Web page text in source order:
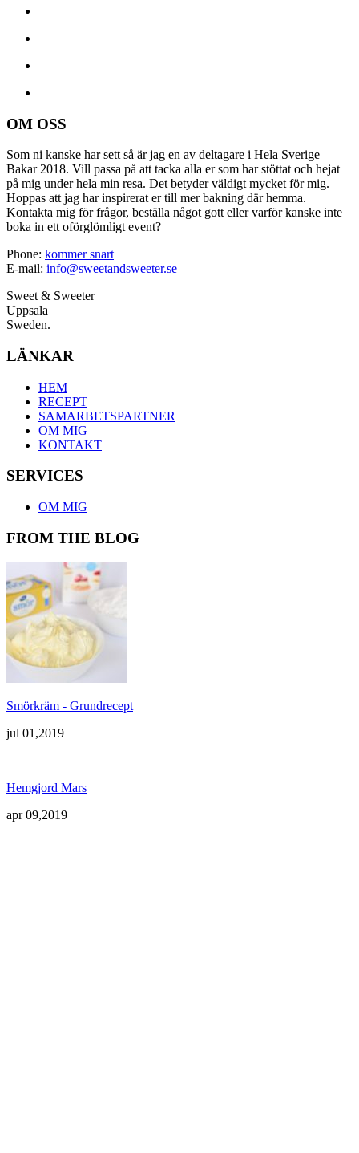
OM OSS
Som ni kanske har sett så är jag en av deltagare i Hela Sverige
Bakar 2018. Vill passa på att tacka alla er som har stöttat och hejat
på mig under hela min resa. Det betyder väldigt mycket för mig.
Hoppas att jag har inspirerat er till mer bakning där hemma.
Kontakta mig för frågor, beställa något gott eller varför kanske inte
boka in ett oförglömligt event?
Phone: kommer snart
E-mail: info@sweetandsweeter.se
Sweet & Sweeter
Uppsala
Sweden.
LÄNKAR
HEM
RECEPT
SAMARBETSPARTNER
OM MIG
KONTAKT
SERVICES
OM MIG
FROM THE BLOG
Smörkräm - Grundrecept
jul 01,2019
Hemgjord Mars
apr 09,2019